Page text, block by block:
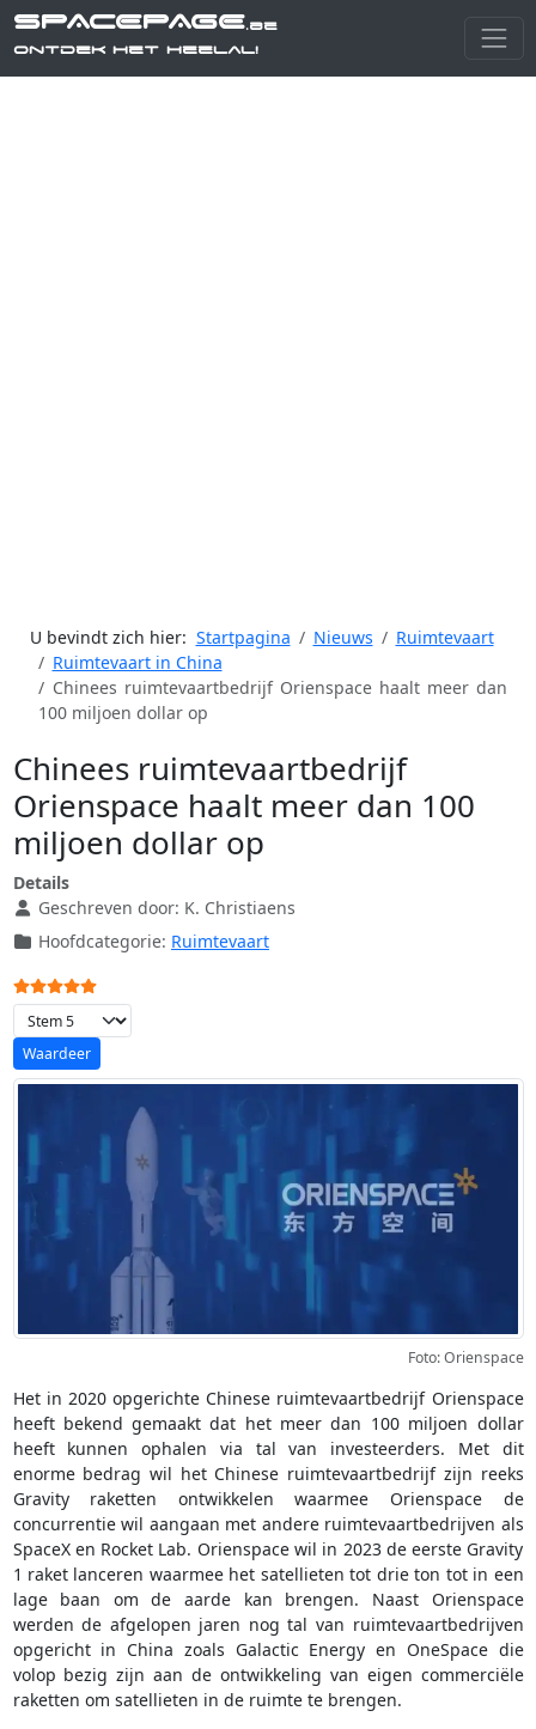
SPACEPAGE.be
Ontdek het heelal!
U bevindt zich hier: Startpagina Nieuws
Ruimtevaart
Ruimtevaart in China
Chinees ruimtevaartbedrijf Orienspace haalt meer dan
100 miljoen dollar op
Chinees ruimtevaartbedrijf
Orienspace haalt meer dan 100
miljoen dollar op
Details
Geschreven door: K. Christiaens
Hoofdcategorie: Ruimtevaart
Gebruikerswaardering:
Voeg waardering toe
Foto: Orienspace
Het in 2020 opgerichte Chinese ruimtevaartbedrijf Orienspace
heeft bekend gemaakt dat het meer dan 100 miljoen dollar
heeft kunnen ophalen via tal van investeerders. Met dit
enorme bedrag wil het Chinese ruimtevaartbedrijf zijn reeks
Gravity raketten ontwikkelen waarmee Orienspace de
concurrentie wil aangaan met andere ruimtevaartbedrijven als
SpaceX en Rocket Lab. Orienspace wil in 2023 de eerste Gravity
1 raket lanceren waarmee het satellieten tot drie ton tot in een
lage baan om de aarde kan brengen. Naast Orienspace
werden de afgelopen jaren nog tal van ruimtevaartbedrijven
opgericht in China zoals Galactic Energy en OneSpace die
volop bezig zijn aan de ontwikkeling van eigen commerciële
raketten om satellieten in de ruimte te brengen.